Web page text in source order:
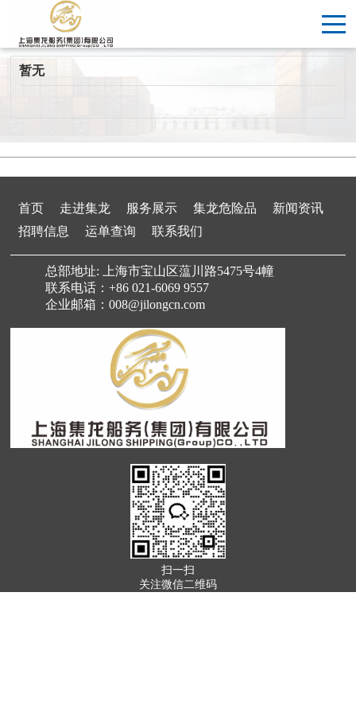
销售部
暂无
首页 走进集龙 服务展示 集龙危险品
新闻资讯
招聘信息
运单查询 联系我们
总部地址: 上海市宝山区蕰川路5475号4幢
联系电话：+86 021-6069 9557
企业邮箱：008@jilongcn.com
扫一扫
关注微信二维码